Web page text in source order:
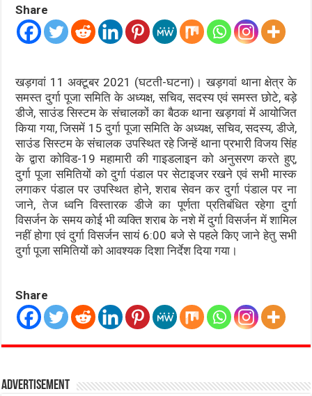
Share
खड़गवां 11 अक्टूबर 2021 (घटती-घटना)। खड़गवां थाना क्षेत्र के
समस्त दुर्गा पूजा समिति के अध्यक्ष, सचिव, सदस्य एवं समस्त छोटे, बड़े
डीजे, साउंड सिस्टम के संचालकों का बैठक थाना खड़गवां में आयोजित
किया गया, जिसमें 15 दुर्गा पूजा समिति के अध्यक्ष, सचिव, सदस्य, डीजे,
साउंड सिस्टम के संचालक उपस्थित रहे जिन्हें थाना प्रभारी विजय सिंह
के द्वारा कोविड-19 महामारी की गाइडलाइन को अनुसरण करते हुए,
दुर्गा पूजा समितियों को दुर्गा पंडाल पर सेटाइजर रखने एवं सभी मास्क
लगाकर पंडाल पर उपस्थित होने, शराब सेवन कर दुर्गा पंडाल पर ना
जाने, तेज ध्वनि विस्तारक डीजे का पूर्णता प्रतिबंधित रहेगा दुर्गा
विसर्जन के समय कोई भी व्यक्ति शराब के नशे में दुर्गा विसर्जन में शामिल
नहीं होगा एवं दुर्गा विसर्जन सायं 6:00 बजे से पहले किए जाने हेतु सभी
दुर्गा पूजा समितियों को आवश्यक दिशा निर्देश दिया गया।
Share
Advertisement